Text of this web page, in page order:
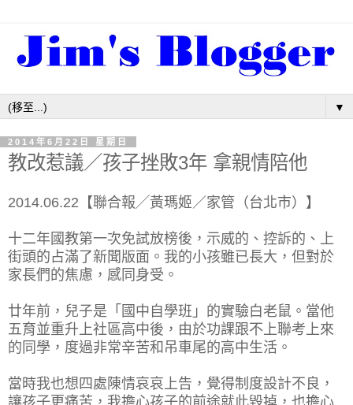
▼
2014年6月22日 星期日
教改惹議／孩子挫敗3年 拿親情陪他
2014.06.22【聯合報╱黃瑪姬／家管（台北市）】
十二年國教第一次免試放榜後，示威的、控訴的、上
街頭的占滿了新聞版面。我的小孩雖已長大，但對於
家長們的焦慮，感同身受。
廿年前，兒子是「國中自學班」的實驗白老鼠。當他
五育並重升上社區高中後，由於功課跟不上聯考上來
的同學，度過非常辛苦和吊車尾的高中生活。
當時我也想四處陳情哀哀上告，覺得制度設計不良，
讓孩子更痛苦，我擔心孩子的前途就此毀掉，也擔心